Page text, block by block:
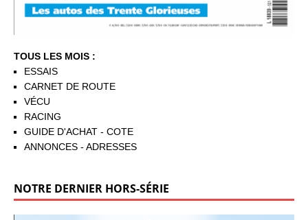
TOUS LES MOIS :
ESSAIS
CARNET DE ROUTE
VÉCU
RACING
GUIDE D'ACHAT - COTE
ANNONCES - ADRESSES
NOTRE DERNIER HORS-SÉRIE